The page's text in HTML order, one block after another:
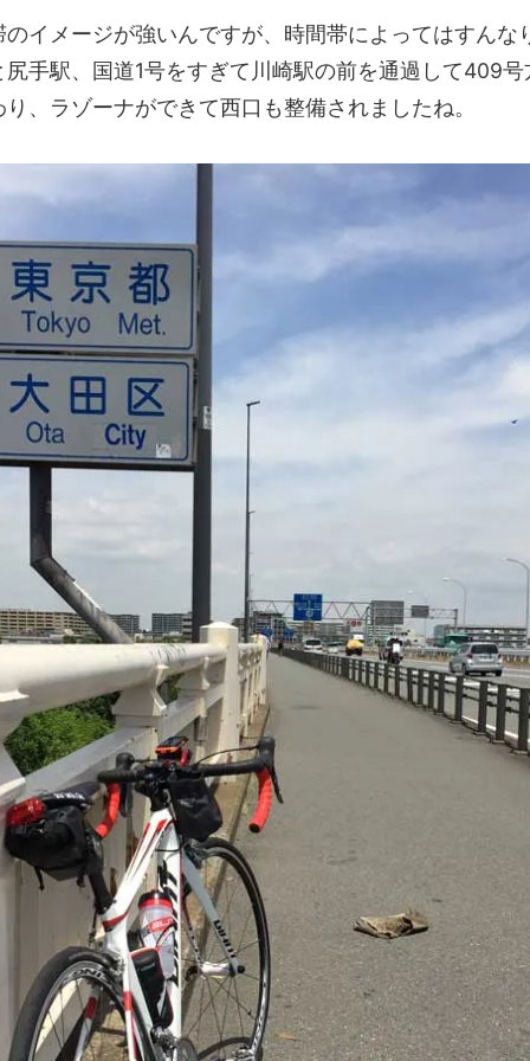
イメージが強いんですが、時間帯によってはすんな
手駅、国道1号をすぎて川崎駅の前を通過して409
、ラゾーナができて西口も整備されましたね。